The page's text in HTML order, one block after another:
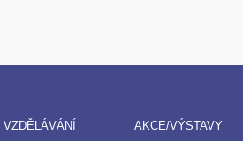
VZDĚLÁVÁNÍ
AKCE/VÝSTAVY